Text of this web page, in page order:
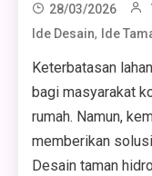
28/03/2026
Ide Desain, Ide
Keterbatasan
bagi masyarakat
rumah. Namun,
memberikan
Desain taman